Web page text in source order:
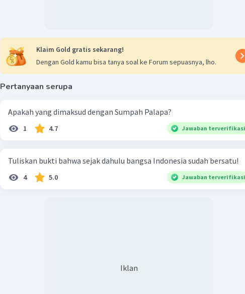
Klaim Gold gratis sekarang!
Dengan Gold kamu bisa tanya soal ke Forum sepuasnya, lho.
Pertanyaan serupa
Apakah yang dimaksud dengan Sumpah Palapa?
1 4.7 Jawaban terverifikasi
Tuliskan bukti bahwa sejak dahulu bangsa Indonesia sudah bersatu!
4 5.0 Jawaban terverifikasi
Iklan